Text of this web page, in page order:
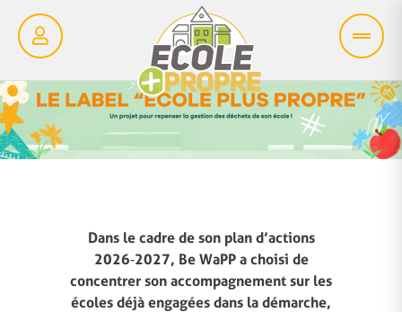
Dans le cadre de son plan d’actions
2026‑2027, Be WaPP a choisi de
concentrer son accompagnement sur les
écoles déjà engagées dans la démarche,